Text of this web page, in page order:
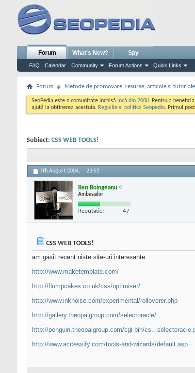
Forum
FAQ Calendar Community Forum Actions Quick Links
What's New? Spy
Forum Metode de promovare, resurse, articole si tutoriale
SeoPedia este o comunitate inchisă incă din 2008. Pentru a
ajută la obținerea acestuia. Regulile si politica Seopedia. Primul
Subiect: CSS WEB TOOLS!
7th August 2004, 23:52
Ben Boingeanu
Ambasador
Reputatie: 47
CSS WEB TOOLS!
am gasit recent niste site-uri interesante:
http://www.maketemplate.com/
http://flumpcakes.co.uk/css/optimiser/
http://www.inknoise.com/experimental/rolloverer.php
http://gallery.theopalgroup.com/selectoracle/
http://penguin.theopalgroup.com/cgi-bin/
http://www.accessify.com/tools-and-wizards/default.asp